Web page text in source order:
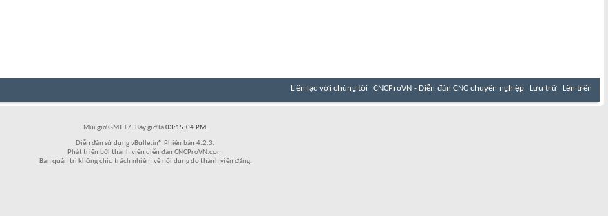
Liên lạc với chúng tôi CNCProVN - Diễn đàn CNC chuyên nghiệp Lưu trữ Lên trên
Múi giờ GMT +7. Bây giờ là03:15:04 PM.
Diễn đàn sử dụng vBulletin® Phiên bản 4.2.3.
Phát triển bởi thành viên diễn đàn CNCProVN.com
Ban quản trị không chịu trách nhiệm về nội dung do thành viên đăng.